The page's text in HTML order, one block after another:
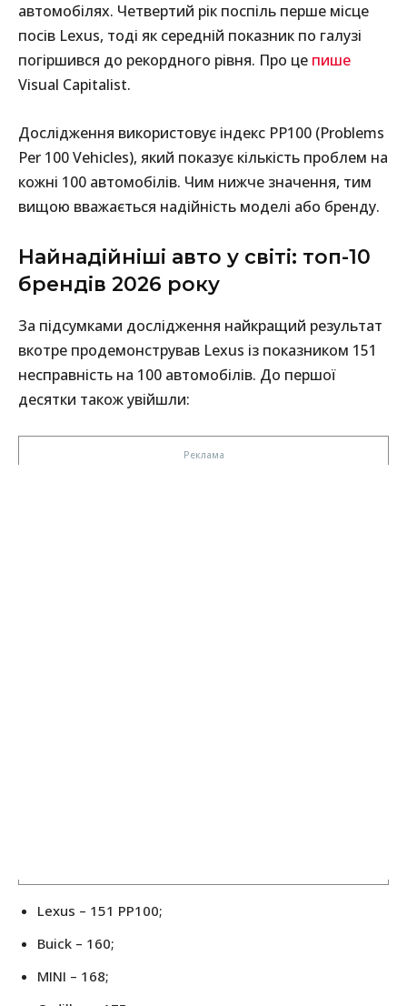
автомобілях. Четвертий рік поспіль перше місце
посів Lexus, тоді як середній показник по галузі
погіршився до рекордного рівня. Про це пише
Visual Capitalist.
Дослідження використовує індекс PP100 (Problems
Per 100 Vehicles), який показує кількість проблем на
кожні 100 автомобілів. Чим нижче значення, тим
вищою вважається надійність моделі або бренду.
Найнадійніші авто у світі: топ-10
брендів 2026 року
За підсумками дослідження найкращий результат
вкотре продемонстрував Lexus із показником 151
несправність на 100 автомобілів. До першої
десятки також увійшли:
Lexus – 151 PP100;
Buick – 160;
MINI – 168;